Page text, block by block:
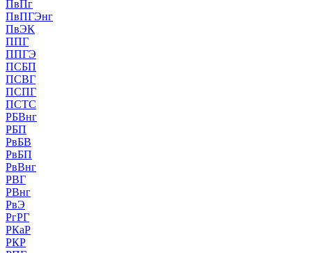
ПвПг
ПвПГЭнг
ПвЭК
ППГ
ППГЭ
ПСБП
ПСВГ
ПСПГ
ПСТС
РБВнг
РБП
РвБВ
РвБП
РвВнг
РВГ
РВнг
РвЭ
РгРГ
РКаР
РКР